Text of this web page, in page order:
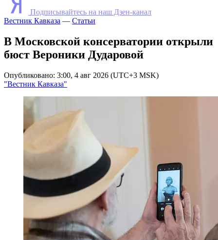
Подписывайтесь на наш Дзен-канал
Вестник Кавказа — Статьи
В Московской консерватории открыли
бюст Вероники Дударовой
Опубликовано: 3:00, 4 авг 2026 (UTC+3 MSK)
"Вестник Кавказа"